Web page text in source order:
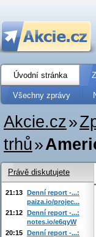
Úvodní stránka
Všechny zprávy
Akcie.cz»
trhů»
Právě diskutujete
21:13 Denní report -...:
paiza.io/projec...
21:12 Denní report -...:
notes.io/e6qyW
20:15 Denní report -...: